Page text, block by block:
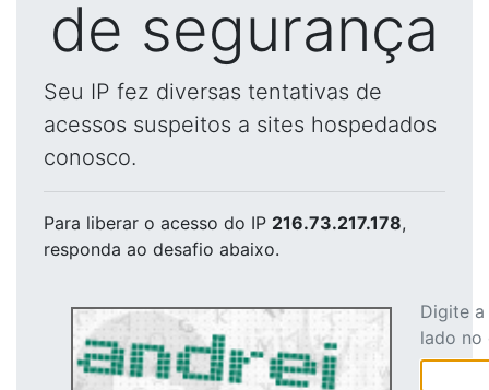
de segurança
Seu IP fez diversas tentativas de
acessos suspeitos a sites hospedados
conosco.
Para liberar o acesso do IP 216.73.217.178,
responda ao desafio abaixo.
Digite
lado no